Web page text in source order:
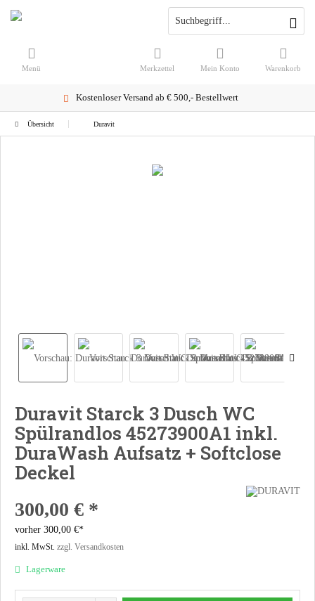
Kostenloser Versand ab € 500,- Bestellwert
Warenkorb
Merkzettel Mein Konto
Menü
Übersicht Duravit
Duravit Starck 3 Dusch WC
Spülrandlos 45273900A1 inkl.
DuraWash Aufsatz + Softclose
Deckel
300,00 € *
vorher 300,00 €*
inkl. MwSt. zzgl. Versandkosten
Lagerware